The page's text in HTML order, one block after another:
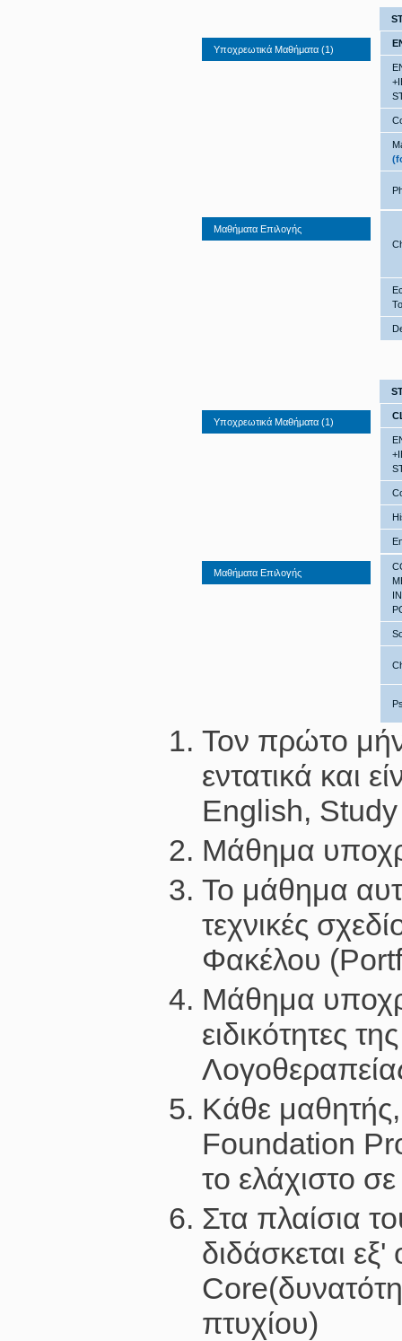
Υποχρεωτικά Μαθήματα (1)
Μαθήματα Επιλογής
Υποχρεωτικά Μαθήματα (1)
Μαθήματα Επιλογής
Τον πρώτο
εντατικά και
English,
Μάθημα
Το μάθημα
τεχνικές
Φακέλου
Μάθημα
ειδικότητες
Κάθε
Foundation
το ελάχιστο
Στα πλαίσια
διδάσκεται
πτυχίου)